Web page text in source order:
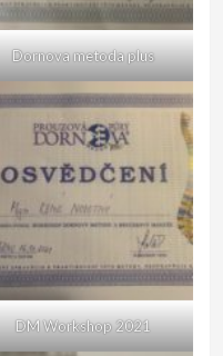
Dornova metoda plus
DM Workshop 2021